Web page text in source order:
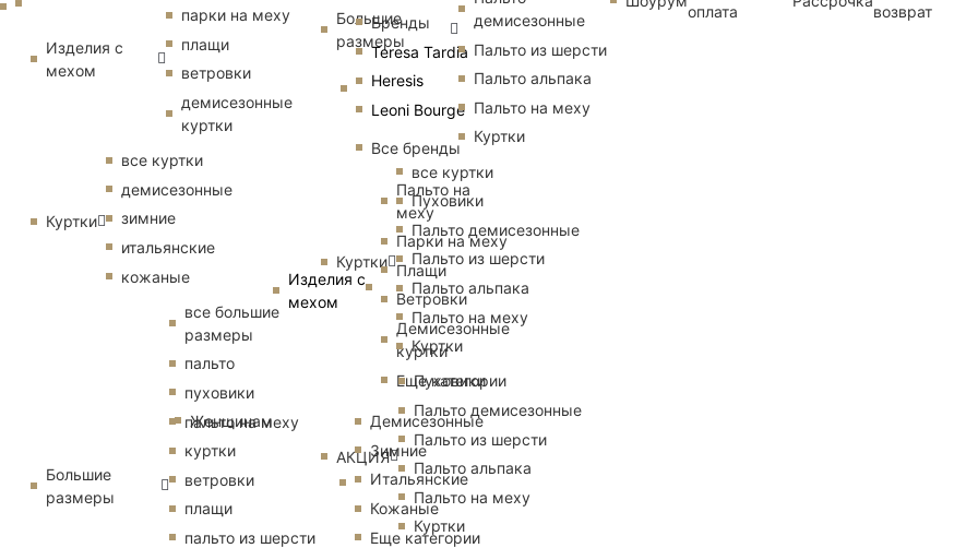
Женщинам
Бренды
Teresa Tardia
Heresis
Leoni Bourge
Все бренды
Изделия с
мехом
Пальто на
меху
Парки на меху
Плащи
Ветровки
Демисезонные
куртки
Еще категории
Демисезонные
Зимние
Итальянские
Кожаные
Еще категории
Изделия с
мехом
парки на меху
плащи
ветровки
демисезонные
куртки
Куртки
все куртки
демисезонные
зимние
итальянские
кожаные
Большие
размеры
все большие
размеры
пальто
пуховики
пальто на меху
куртки
ветровки
плащи
пальто из шерсти
Большие
размеры
демисезонные
Пальто из шерсти
Пальто альпака
Пальто на меху
Куртки
Куртки
все куртки
Пуховики
Пальто демисезонные
Пальто из шерсти
Пальто альпака
Пальто на меху
Куртки
АКЦИЯ
Пуховики
Пальто демисезонные
Пальто из шерсти
Пальто альпака
Пальто на меху
Куртки
оплата
возврат